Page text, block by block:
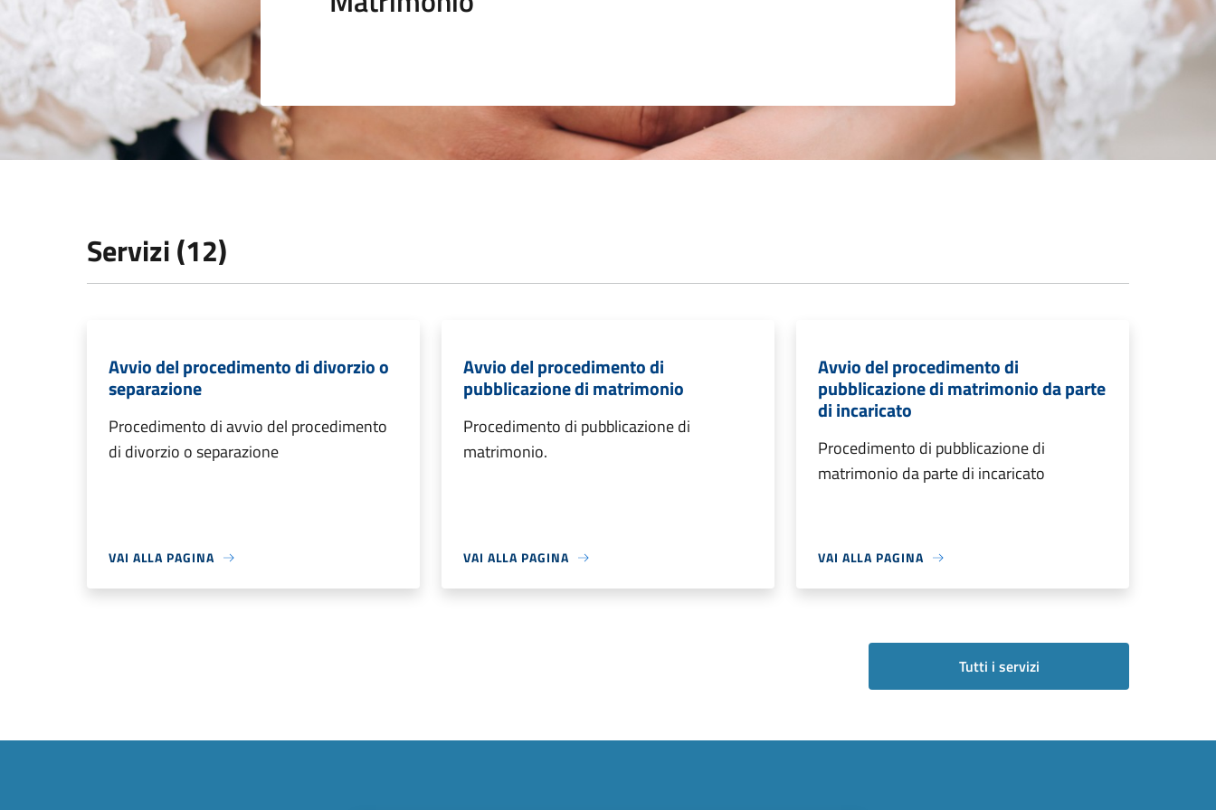
Servizi (12)
Avvio del procedimento di divorzio o
separazione
Procedimento di avvio del procedimento
di divorzio o separazione
VAI ALLA PAGINA
Avvio del procedimento di
pubblicazione di matrimonio
Procedimento di pubblicazione di
matrimonio.
VAI ALLA PAGINA
Avvio del procedimento di
pubblicazione di matrimonio da parte
di incaricato
Procedimento di pubblicazione di
matrimonio da parte di incaricato
VAI ALLA PAGINA
Tutti i servizi